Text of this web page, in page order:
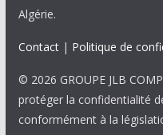
Algérie.
Contact| Politique de
© 2026 GROUPE JLB
protéger la confidentialité
conformément à la